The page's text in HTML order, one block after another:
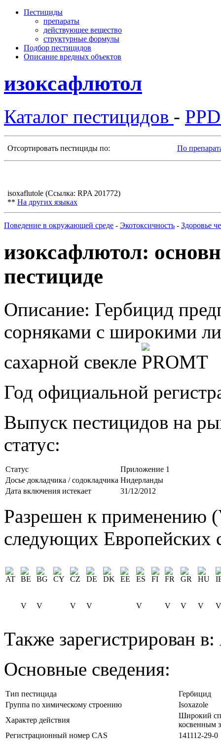
Пестициды
препараты
действующее вещество
структурные формулы
Подбор пестицидов
Описание вредных объектов
изоксафлютол
Каталог пестицидов -
Отсортировать пестициды по: По
isoxaflutole (Ссылка: RPA 201772)
** На других языках
Поведение в окружающей среде - Экотоксичность - Здоровье
изоксафлютол:
пестициде
Описание: Гербицид
сорняками с широкими
сахарной свекле
Год официальной
Выпуск пестицидов на
статус:
Статус
Приложение 1
Досье докладчика / содокладчика Нидерланды
Дата включения истекает
31/12/2012
Разрешен к применению
следующих Европейских
V V V V V V V V V
Также зарегистрирован в:
Основные сведения:
Тип пестицида
Гербицид
Группа по химическому строению
Isoxazole
Характер действия
Широкий
косвенным
Регистрационный номер CAS
141112-29-0